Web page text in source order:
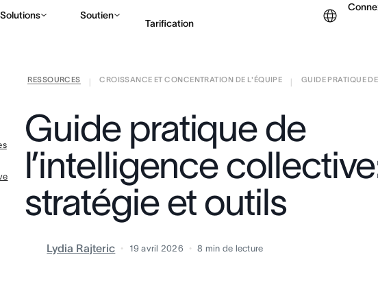
Solutions Soutien
Tarification
Contacter le service
RESSOURCES CROISSANCE ET CONCENTRATION DE L'ÉQUIPE GUIDE PRATIQUE
Guide pratique de
l’intelligence
stratégie et outils
Lydia Rajteric 19 avril 2026 8 min de lecture